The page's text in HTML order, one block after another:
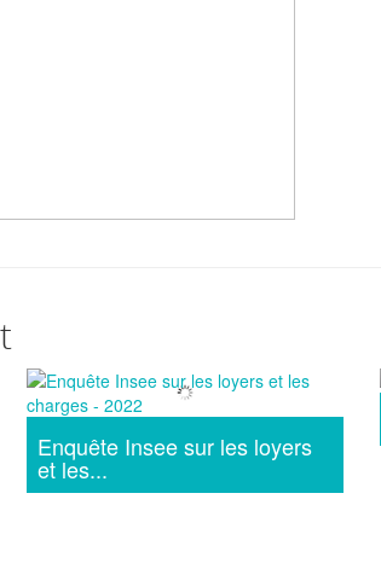
Enquête Insee sur les loyers
et les...